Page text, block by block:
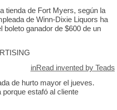
tienda de Fort Myers, según la
de Winn-Dixie Liquors ha
ganador de $600 de un
inRead invented by Teads
de hurto mayor el jueves.
estafó al cliente